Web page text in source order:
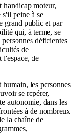
handicap moteur,
peine à se
grand public et par
qui, à terme, se
déficientes
de
l'espace, de
les personnes
se repérer,
autonomie, dans les
à de nombreux
la chaîne de